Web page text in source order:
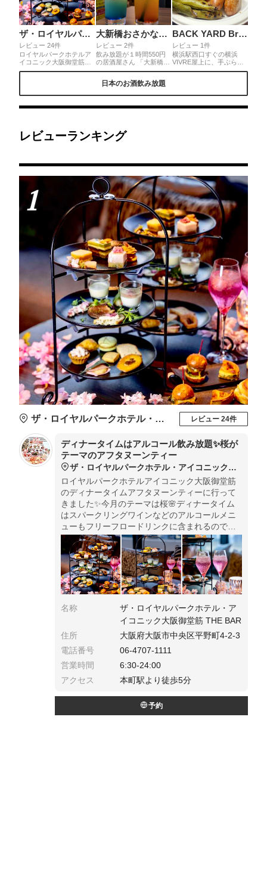
ザ・ロイヤルパークホテル・アイコニック大阪御堂筋 THE BAR
レビュー 24件
ロイヤルパークホテルア
イコニック大阪御堂筋の
ディナータイムアフタヌ
アルコールメニューもフ
内容となります♪セイヴ
ォリーもお酒に合うオー
す🍔
大新橋おさかなセンター
レビュー 2件
飲み放題が１時間550円
の居酒屋さん 「大新橋お
さかなセンター」 お料理
たらお酒も進むのょ～😆
しちゃった🤣イチオシ👆️
られてる。全国各地より
水揚げされた新鮮な魚を
BACK YARD Brooklyn Park Yokohama
レビュー 1件
横浜駅西口すぐの横浜
VIVRE屋上に、手ぶらで
行っても、おしゃれビア
んがしっかり作ってく
日本のお酒飲み放題
レビューランキング
1
ザ・ロイヤルパークホテル・アイコニック大阪御堂筋 THE BAR レビュー 24件
ディナータイムはアルコール飲み放題✨桜が
テーマのアフタヌーンティー
ザ・ロイヤルパークホテル・アイコニック大阪御堂筋 THE BAR
ロイヤルパークホテルアイコニック大阪御堂筋
のディナータイムアフタヌーンティーに行って
きました✨今月のテーマは桜🌸ディナータイム
はスパークリングワインなどのアルコールメニ
ューもフリーフロードリンクに含まれるのでさ
らに充実の内容となります♪セイヴォリーもお酒
に合うオードブルやがっつりハンバーガーなど
がついてきます🍔
名称
ザ・ロイヤルパークホテル・ア
イコニック大阪御堂筋 THE BAR
住所
大阪府大阪市中央区平野町4-2-3
電話番号
06-4707-1111
営業時間
6:30-24:00
アクセス
本町駅より徒歩5分
予約